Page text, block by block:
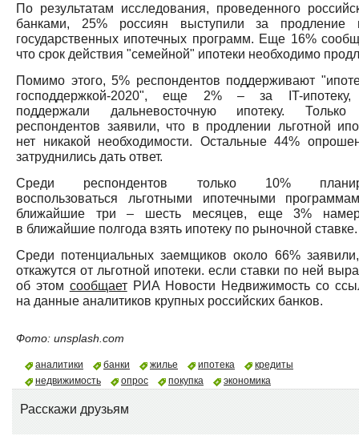
По результатам исследования, проведенного
банками, 25% россиян выступили за продление
государственных ипотечных программ. Еще 16%
что срок действия "семейной" ипотеки необходимо
Помимо этого, 5% респондентов поддерживают
господдержкой-2020", еще 2% – за IT-
поддержали дальневосточную ипотеку.
респондентов заявили, что в продлении льготной
нет никакой необходимости. Остальные 44%
затруднились дать ответ.
Среди респондентов только 10%
воспользоваться льготными ипотечными
ближайшие три – шесть месяцев, еще 3%
в ближайшие полгода взять ипотеку по рыночной ставке.
Среди потенциальных заемщиков около 66%
откажутся от льготной ипотеки. если ставки по ней
об этом сообщаетРИА Новости Недвижимость со
на данные аналитиков крупных российских банков.
Фото: unsplash.com
аналитики банки жилье ипотека
кредиты
недвижимость
опрос покупка экономика
Расскажи друзьям